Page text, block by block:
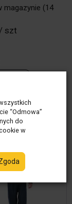
magazynie (14
szt
opcje
“Odmowa”
do
w